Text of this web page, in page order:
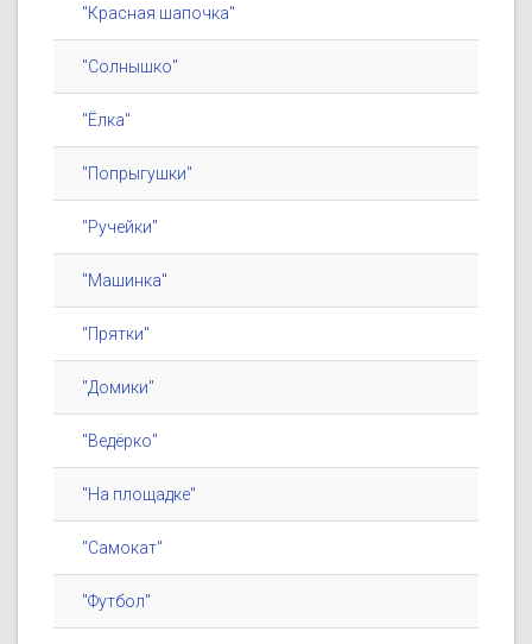
"Красная шапочка"
"Солнышко"
"Ёлка"
"Попрыгушки"
"Ручейки"
"Машинка"
"Прятки"
"Домики"
"Ведёрко"
"На площадке"
"Самокат"
"Футбол"